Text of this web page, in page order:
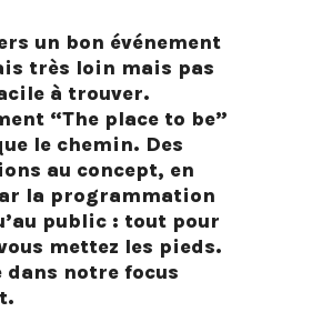
un bon événement
très loin mais pas
à trouver.
“The place to be”
le chemin. Des
au concept, en
la programmation
public : tout pour
mettez les pieds.
dans notre focus